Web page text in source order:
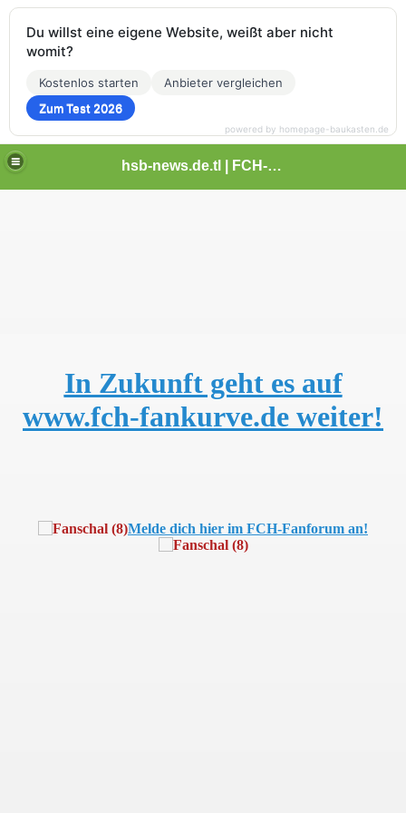
hsb-news.de.tl | FCH-Newsseite
In Zukunft geht es auf
www.fch-fankurve.de weiter!
Melde dich hier im FCH-Fanforum an!
Du willst eine eigene Website, weißt aber nicht
womit?
Kostenlos starten
Anbieter vergleichen
Zum Test 2026
powered by homepage-baukasten.de